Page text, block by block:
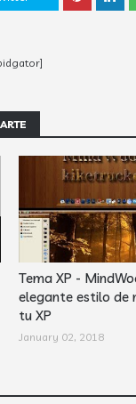
Tema XP -
elegante estilo de
tu XP
January 02, 2018